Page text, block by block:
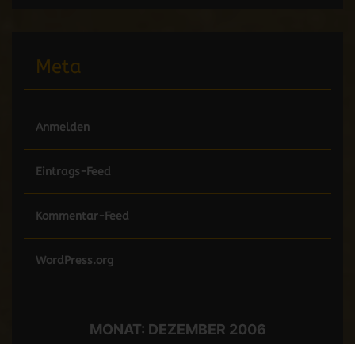
Meta
Anmelden
Eintrags-Feed
Kommentar-Feed
WordPress.org
MONAT: DEZEMBER 2006